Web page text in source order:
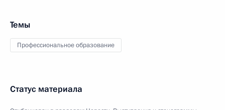
Темы
Профессиональное образование
Статус материала